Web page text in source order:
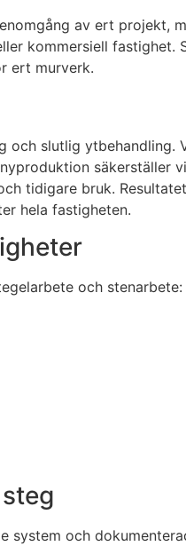
av ert projekt,
kommersiell fastighet.
ert murverk.
och slutlig
säkerställer
tidigare bruk.
hela fastigheten.
och stenarbete:
system och